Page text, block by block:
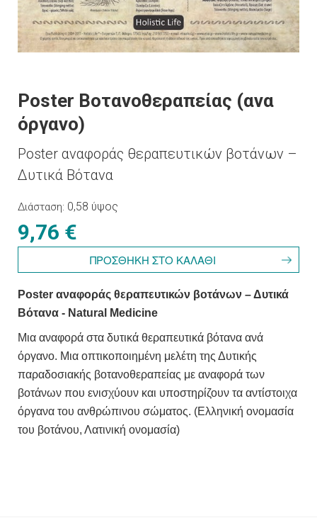
Poster Βοτανοθεραπείας (ανα
όργανο)
Poster αναφοράς θεραπευτικών βοτάνων –
Δυτικά Βότανα
Διάσταση 0,58 ύψος
9,76 €
Poster αναφοράς θεραπευτικών βοτάνων – Δυτικά
Βότανα - Natural Medicine
Μια αναφορά στα δυτικά θεραπευτικά βότανα ανά
όργανο. Μια οπτικοποιημένη μελέτη της Δυτικής
παραδοσιακής βοτανοθεραπείας με αναφορά των
βοτάνων που ενισχύουν και υποστηρίζουν τα αντίστοιχα
όργανα του ανθρώπινου σώματος. (Ελληνική ονομασία
του βοτάνου, Λατινική ονομασία)